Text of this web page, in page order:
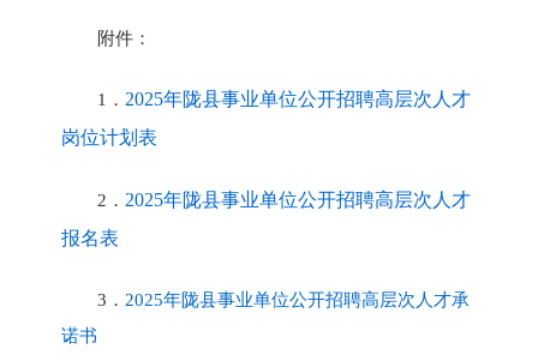
附件：
1． 2025年陇县事业单位公开招聘高层次人才
岗位计划表
2． 2025年陇县事业单位公开招聘高层次人才
报名表
3． 2025年陇县事业单位公开招聘高层次人才承
诺书